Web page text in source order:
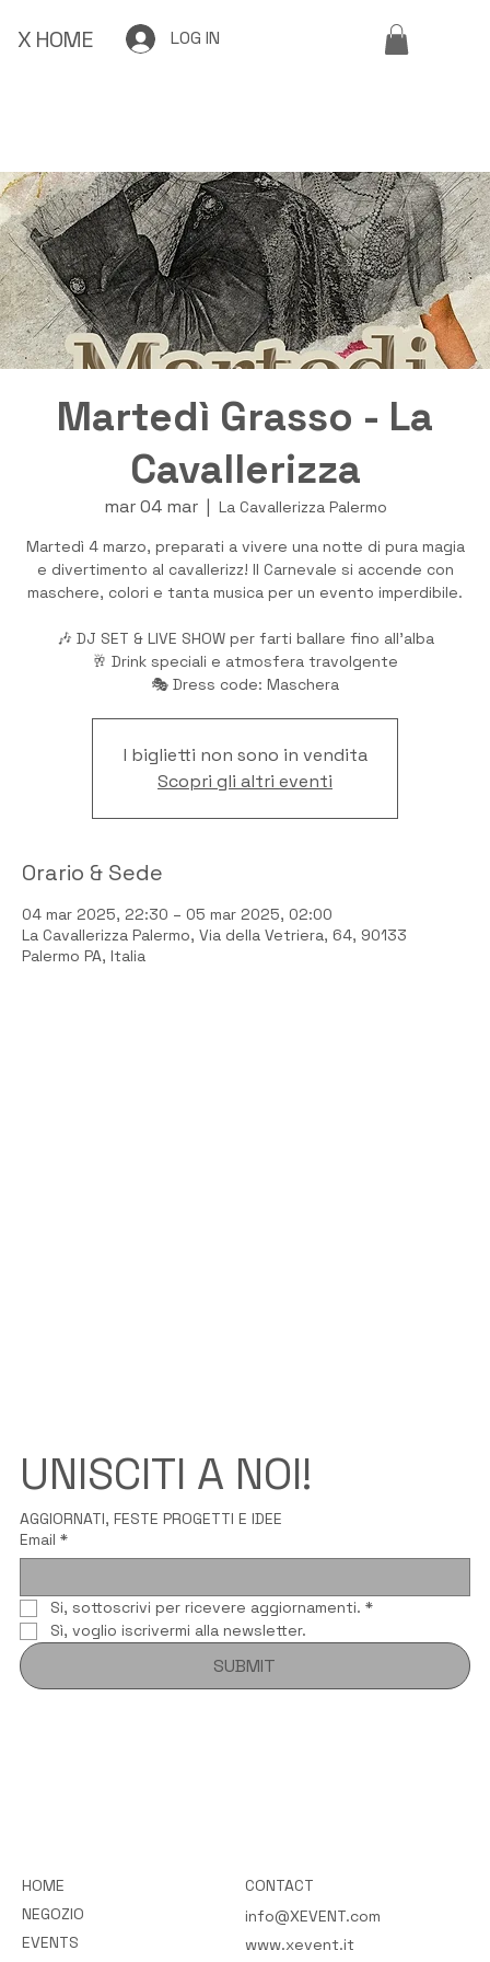
X HOME LOG IN
Martedì Grasso - La
Cavallerizza
mar 04 mar
  |
La Cavallerizza Palermo
Martedì 4 marzo, preparati a vivere una notte di pura magia
e divertimento al cavallerizz! Il Carnevale si accende con
maschere, colori e tanta musica per un evento imperdibile.
🎶 DJ SET & LIVE SHOW per farti ballare fino all’alba
🥂 Drink speciali e atmosfera travolgente
🎭 Dress code: Maschera
I biglietti non sono in vendita
Scopri gli altri eventi
Orario & Sede
04 mar 2025, 22:30 – 05 mar 2025, 02:00
La Cavallerizza Palermo, Via della Vetriera, 64, 90133
Palermo PA, Italia
UNISCITI A NOI!
AGGIORNATI, FESTE PROGETTI E IDEE
Email *
Si, sottoscrivi per ricevere aggiornamenti. *
Sì, voglio iscrivermi alla newsletter.
SUBMIT
HOME
NEGOZIO
EVENTS
CONTACT
info@XEVENT.com
www.xevent.it